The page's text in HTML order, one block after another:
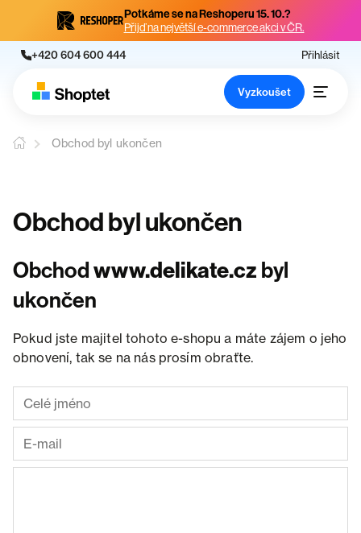
Potkáme se na Reshoperu 15. 10.?
Přijď na největší e-commerce akci v ČR.
+420 604 600 444 Přihlásit
Vyzkoušet
Obchod byl ukončen
Obchod byl ukončen
Obchodwww.delikate.cz byl
ukončen
Pokud jste majitel tohoto e-shopu a máte zájem o jeho
obnovení, tak se na nás prosím obraťte.